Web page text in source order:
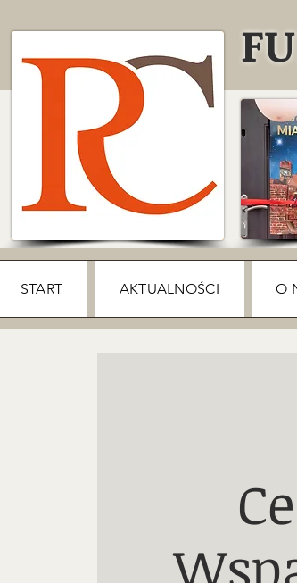
START AKTUALNOŚCI O